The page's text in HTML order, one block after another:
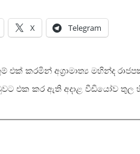
X Telegram
එක් කරමින් අග්‍රාමාත්‍ය
එක කර ඇති අදාළ වීඩියෝව